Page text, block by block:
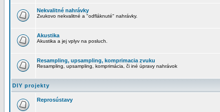
Nekvalitné nahrávky
Zvukovo nekvalitné a "odfláknuté" nahrávky.
Akustika
Akustika a jej vplyv na posluch.
Resampling, upsampling, komprimacia zvuku
Resampling, upsampling, komprimácia, či iné úpravy nahrávok
DIY projekty
Reprosústavy